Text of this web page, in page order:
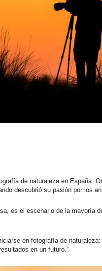
de naturaleza en España.
descubrió su pasión por los
es el escenario de la mayoría
en fotografía de
en un futuro.”